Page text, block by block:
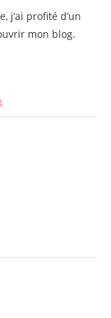
j’ai profité d’un
mon blog.